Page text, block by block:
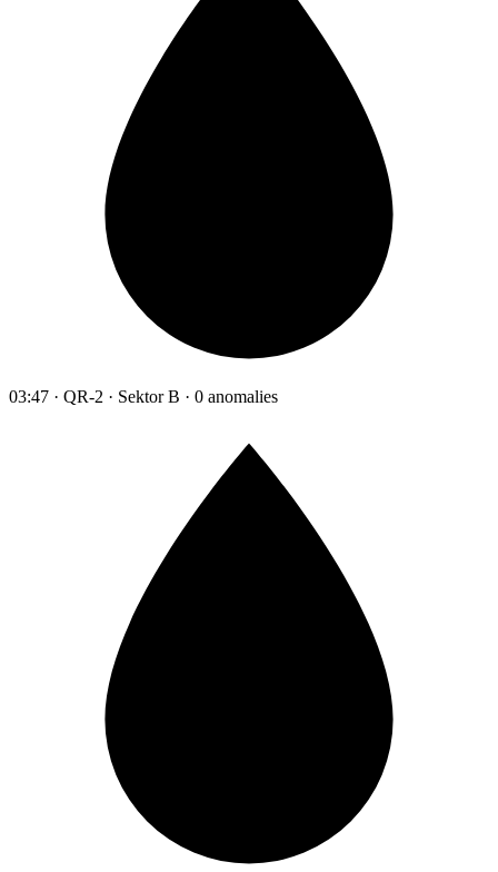
03:47 · QR-2 · Sektor B · 0 anomalies